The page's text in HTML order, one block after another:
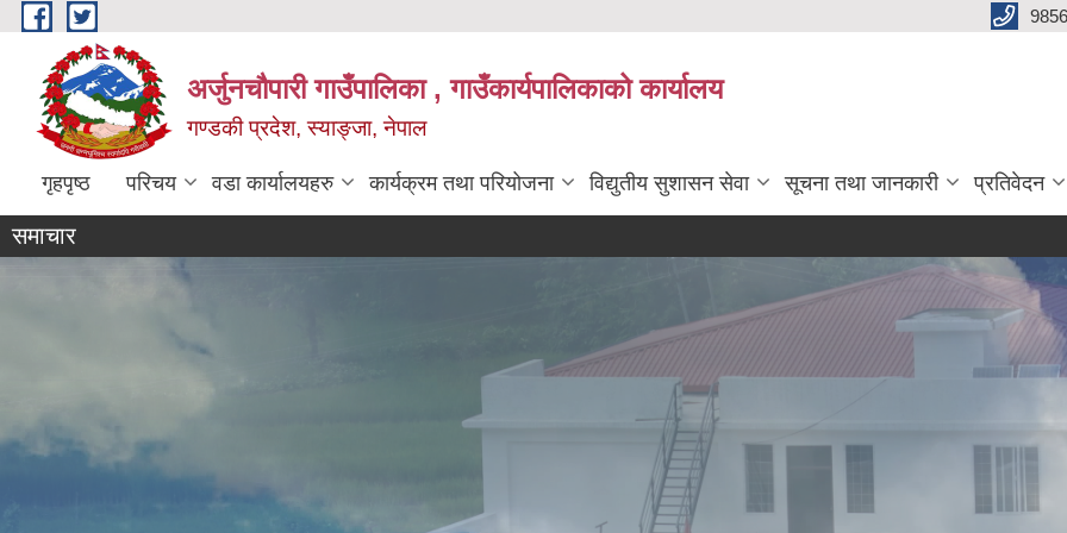
Skip to main content
अर्जुनचौपारी गाउँपालिका , गाउँकार्यपालिकाको कार्यालय
गण्डकी प्रदेश, स्याङ्जा, नेपाल
गृहपृष्ठ परिचय वडा कार्यालयहरु कार्यक्रम तथा परियोजना विद्युतीय सुशासन सेवा सूचना तथा जानकारी प्रतिवेदन
समाचार